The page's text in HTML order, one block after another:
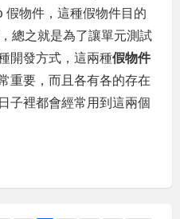
物件，這種假物件目的
總之就是為了讓單元測試
開發方式，這兩種假物件
重要，而且各有各的存在
子裡都會經常用到這兩個